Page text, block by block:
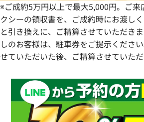
※ご成約5万円以上で最大5,000円。ご来
クシーの領収書を、ご成約時にお渡し
と引き換えに、ご精算させていただき
しのお客様は、駐車券をご提示くださ
せていただいた後、ご精算させていただ